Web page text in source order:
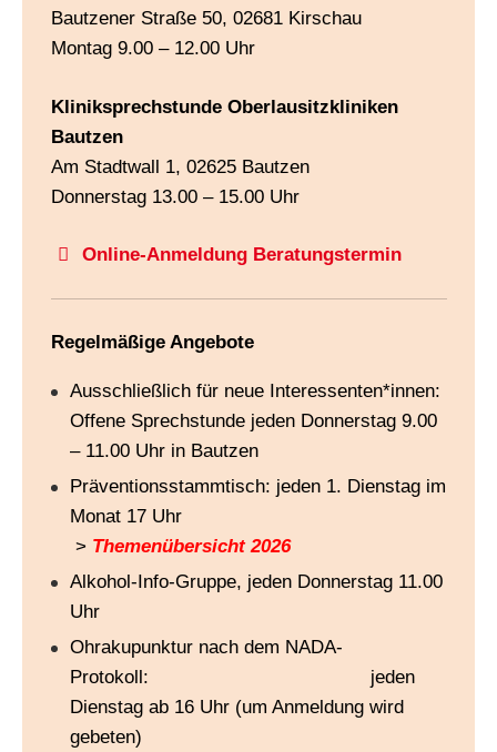
Bautzener Straße 50, 02681 Kirschau
Montag 9.00 – 12.00 Uhr
Kliniksprechstunde Oberlausitzkliniken
Bautzen
Am Stadtwall 1, 02625 Bautzen
Donnerstag 13.00 – 15.00 Uhr
Online-Anmeldung Beratungstermin
Regelmäßige Angebote
Ausschließlich für neue Interessenten*innen:
Offene Sprechstunde jeden Donnerstag 9.00
– 11.00 Uhr in Bautzen
Präventionsstammtisch: jeden 1. Dienstag im
Monat 17 Uhr
>Themenübersicht 2026
Alkohol-Info-Gruppe, jeden Donnerstag 11.00
Uhr
Ohrakupunktur nach dem NADA-
Protokoll: jeden
Dienstag ab 16 Uhr (um Anmeldung wird
gebeten)